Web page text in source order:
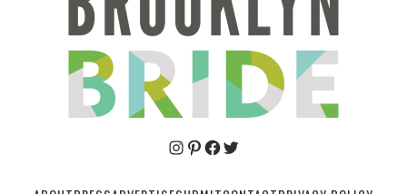
Pinterest
Facebook
Twitter